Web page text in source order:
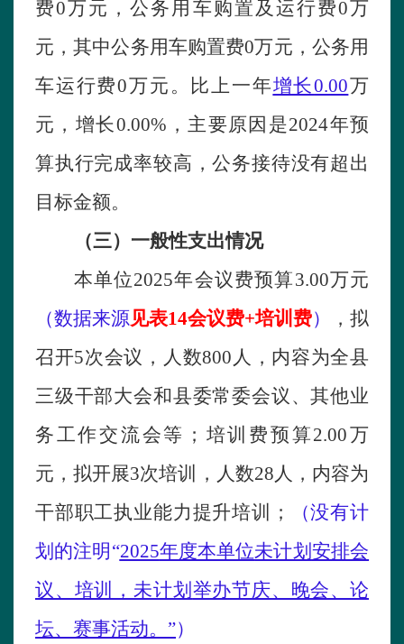
费0万元，公务用车购置及运行费0万
元 ，其中公务用车购置费0万元，公务用
车运行费0万元。比上一年增长0.00万
元， 增长0.00% ， 主要原因是2024年预
算执行完成率较高，公务接待没有超出
目标金额。
（三）一般性支出情况
本单位2025年会议费预算3.00万元
（数据来源见表14会议费+培训费） ， 拟
召开5次会议，人数800人，内容为全县
三级干部大会和县委常委会议、其他业
务工作交流会等；培训费预算2.00万
元，拟开展3次培训，人数28人，内容为
干部职工执业能力提升培训；
（没有计
划的注明 “2025年度本单位未计划 安排会
议、培训，未计划 举办节庆、晚会、论
坛、赛事活动。 ”）